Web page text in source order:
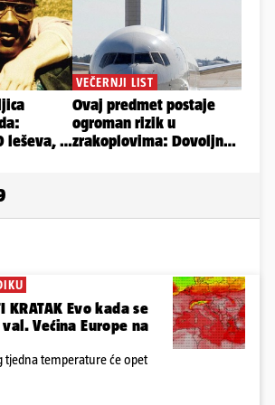
KRATAK Evo kada se
Većina Europe na
tjedna temperature će opet